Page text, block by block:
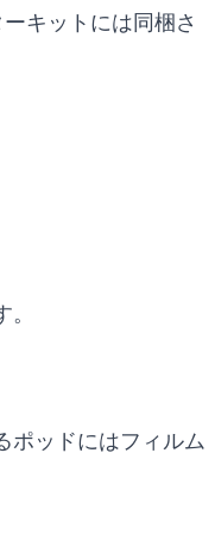
キットには同梱さ
ポッドにはフィルム